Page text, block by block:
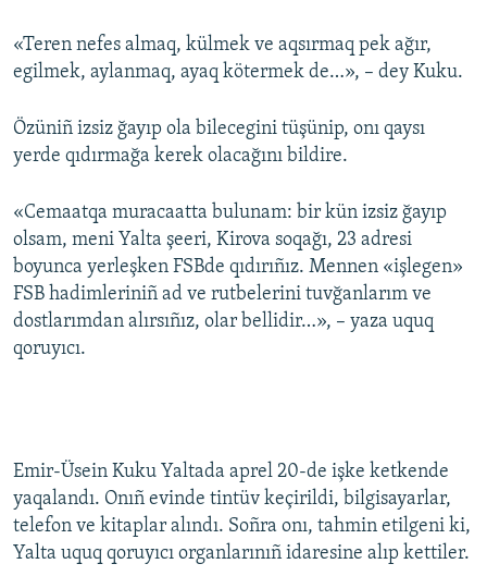
QOŞULIÑIZ!
RFE/RS bütün saytları
«Teren nefes almaq, külmek ve aqsırmaq pek ağır,
egilmek, aylanmaq, ayaq kötermek de…», – dey Kuku.
Özüniñ izsiz ğayıp ola bilecegini tüşünip, onı qaysı
yerde qıdırmağa kerek olacağını bildire.
«Cemaatqa muracaatta bulunam: bir kün izsiz ğayıp
olsam, meni Yalta şeeri, Kirova soqağı, 23 adresi
boyunca yerleşken FSBde qıdırıñız. Mennen «işlegen»
FSB hadimleriniñ ad ve rutbelerini tuvğanlarım ve
dostlarımdan alırsıñız, olar bellidir…», – yaza uquq
qoruyıcı.
Emir-Üsein Kuku Yaltada aprel 20-de işke ketkende
yaqalandı. Onıñ evinde tintüv keçirildi, bilgisayarlar,
telefon ve kitaplar alındı. Soñra onı, tahmin etilgeni ki,
Yalta uquq qoruyıcı organlarınıñ idaresine alıp kettiler.